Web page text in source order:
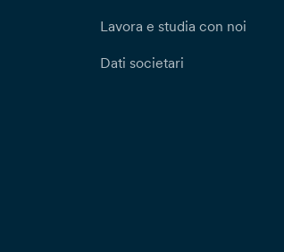
Lavora e studia con noi
Dati societari